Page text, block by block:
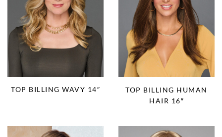
TOP BILLING WAVY 14″
TOP BILLING HUMAN
HAIR 16″